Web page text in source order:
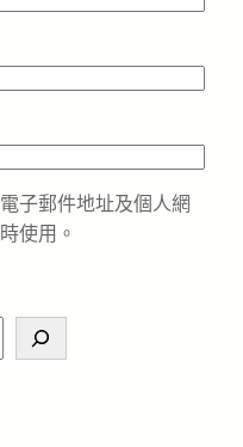
子郵件地址及個人網
使用。